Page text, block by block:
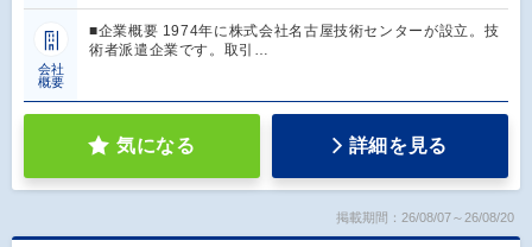
会社
概要
■企業概要 1974年に株式会社名古屋技術センターが設立。技
術者派遣企業です。取引…
気になる 詳細を見る
掲載期間：26/08/07～26/08/20